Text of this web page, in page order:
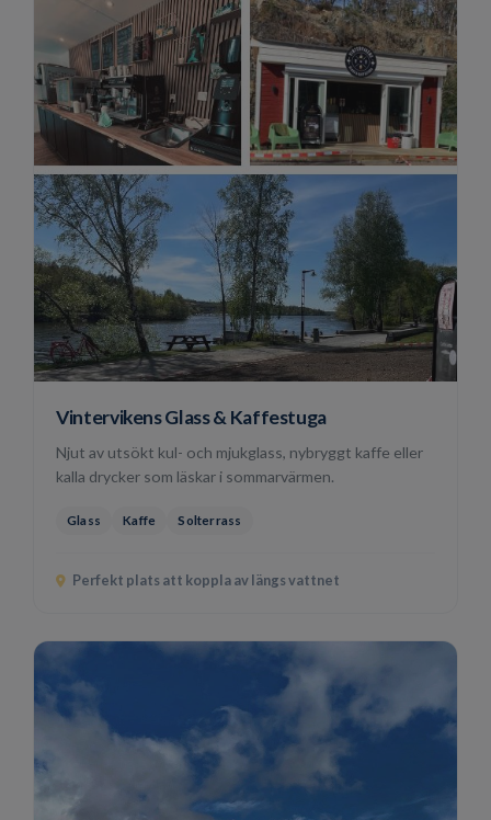
Vintervikens Glass & Kaffestuga
Njut av utsökt kul- och mjukglass, nybryggt kaffe eller
kalla drycker som läskar i sommarvärmen.
Glass Kaffe Solterrass
Perfekt plats att koppla av längs vattnet